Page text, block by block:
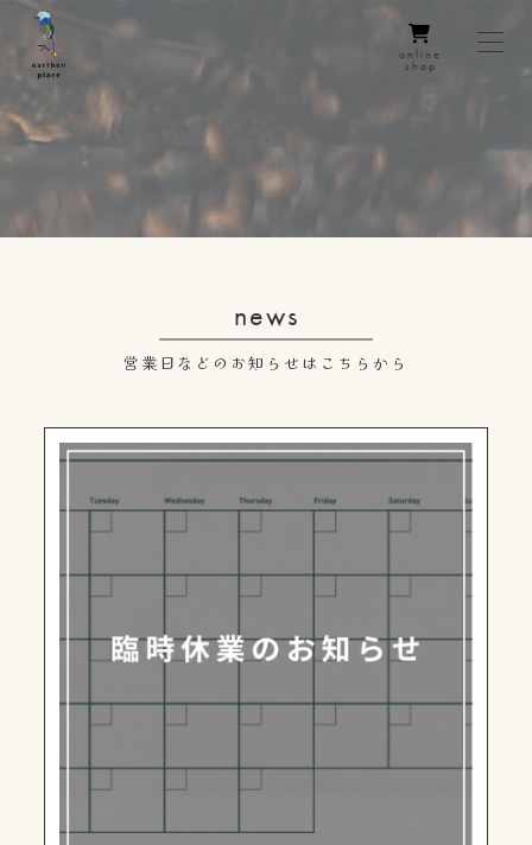
online
shop
news
営業日などのお知らせはこちらから